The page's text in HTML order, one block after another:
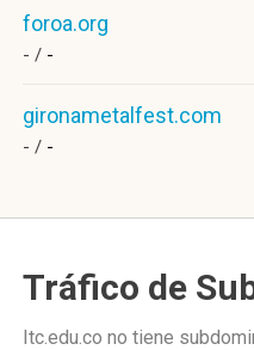
foroa.org
- / -
gironametalfest.com
- / -
Tráfico de
Itc.edu.co no tiene